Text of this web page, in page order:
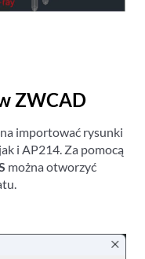
ZWCAD
importować rysunki
i AP214. Za pomocą
można otworzyć